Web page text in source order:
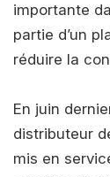
importante
partie d’un
réduire la
En juin
distributeur
mis en